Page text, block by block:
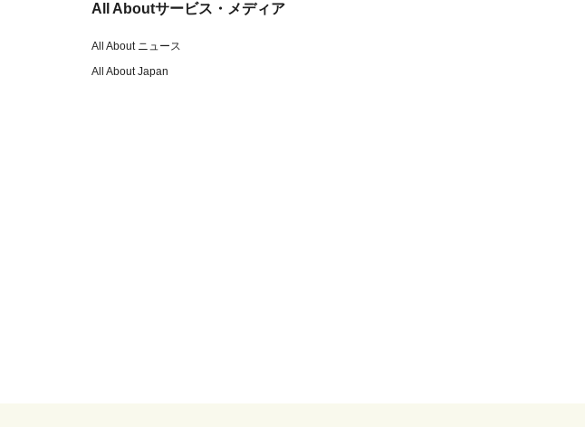
All Aboutサービス・メディア
All About ニュース
All About Japan